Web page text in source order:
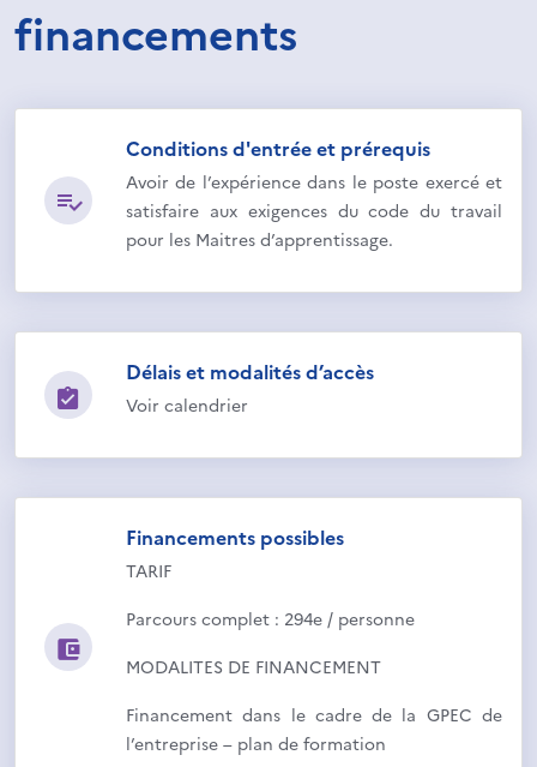
financements
Conditions d'entrée et prérequis
Avoir de l’expérience dans le poste exercé et
satisfaire aux exigences du code du travail
pour les Maitres d’apprentissage.
Délais et modalités d’accès
Voir calendrier
Financements possibles
TARIF
Parcours complet : 294e / personne
MODALITES DE FINANCEMENT
Financement dans le cadre de la GPEC de
l’entreprise – plan de formation